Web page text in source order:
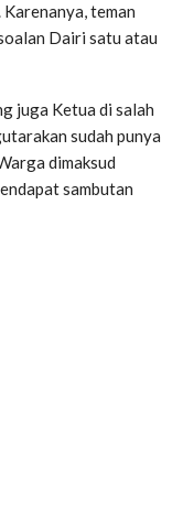
Karenanya, teman
Dairi satu atau
juga Ketua di salah
sudah punya
dimaksud
sambutan